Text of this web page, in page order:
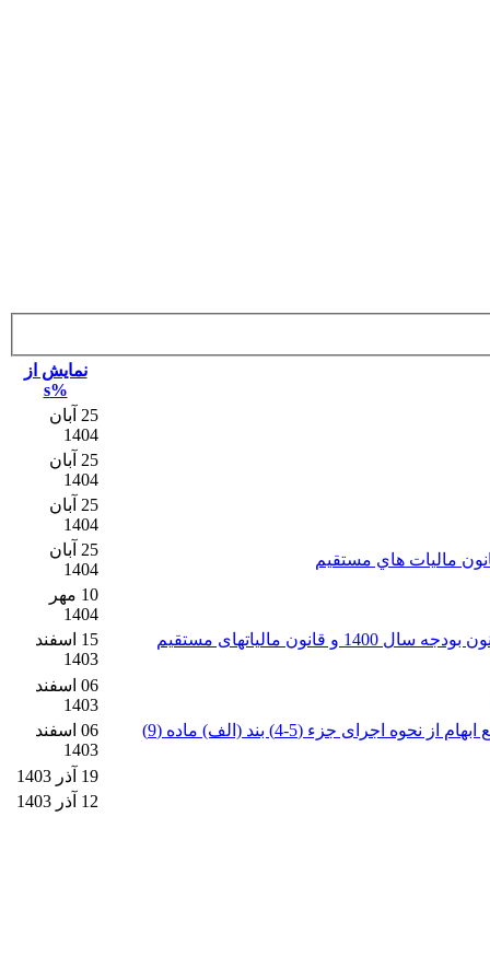
نمایش از
%s
25 آبان
1404
25 آبان
1404
25 آبان
1404
25 آبان
1404
10 مهر
1404
بخشنامه: 200/1403/58 ابلاغ رای هیئت عمومی دیوان عدالت اداری پیرامون بخشنامه با موضوع اجرای همزمان مقررات بند (ث) تبصره 6 قانون بودجه سال 1400 و قانون مالیاتهای مستقیم
15 اسفند
1403
06 اسفند
1403
بخشنامه: 200/1403/56چاپ مطلب دادنامه شماره 140331390002373289 مورخ 1403/10/04هیأت عمومی دیوان عدالت اداری و بخشنامه رفع ابهام از نحوه اجرای جزء (5-4) بند (الف) ماده (9)
06 اسفند
1403
19 آذر 1403
12 آذر 1403